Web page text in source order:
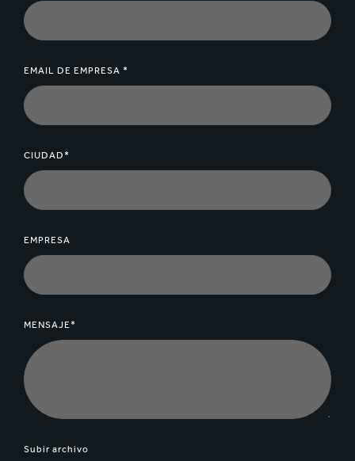
EMAIL DE EMPRESA *
CIUDAD*
EMPRESA
MENSAJE*
Subir archivo